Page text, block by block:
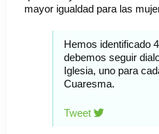
mayor igualdad para las
Hemos identificado
debemos seguir
Iglesia, uno para
Cuaresma.
Tweet